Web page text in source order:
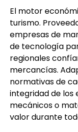
El motor
turismo.
empresas de
de tecnología
regionales
mercancías.
normativas de
integridad de los
mecánicos o
valor durante